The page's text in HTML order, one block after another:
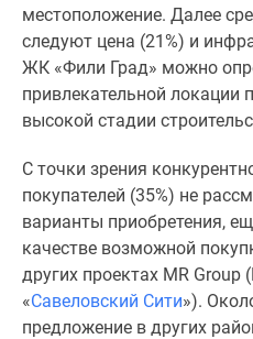
программы
Медиа
Новости
недвижимости
Мнение
Аналитика
рынка
Покупателю
Экспертиза
новостроек
Эксперты
местоположение. Далее
следуют цена (21%) и
ЖК «Фили Град» можно
привлекательной локации
высокой стадии
С точки зрения
покупателей (35%) не
варианты приобретения,
качестве возможной
других проектах MR Group
«Савеловский Сити»).
предложение в других